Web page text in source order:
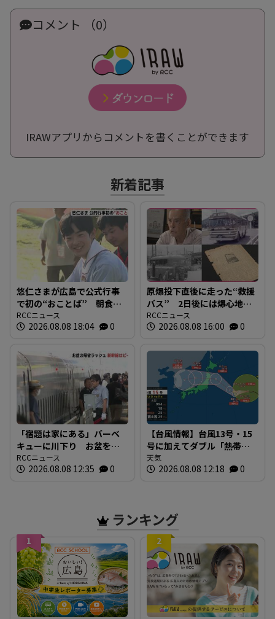
コメント （0）
IRAWアプリからコメントを書くことができます
新着記事
悠仁さまが広島で公式行事
で初の“おことば” 朝食作
りや丸太切りも 福山市で
は博物館を視察
RCCニュース
2026.08.08 18:04 0
原爆投下直後に走った“救援
バス” 2日後には爆心地至
近に路線バスも 戦時下か
ら復興まで支えた“バスの歴
RCCニュース
2026.08.08 16:00 0
「宿題は家にある」バーベ
キューに川下り お盆をふ
るさとで 帰省ラッシュピ
ークで新幹線の下りはほぼ
RCCニュース
2026.08.08 12:35 0
【台風情報】台風13号・15
号に加えてダブル「熱帯低
気圧」発生へ 15号はお盆
に日本直撃か ※18日まで
天気
2026.08.08 12:18 0
ランキング
1 2